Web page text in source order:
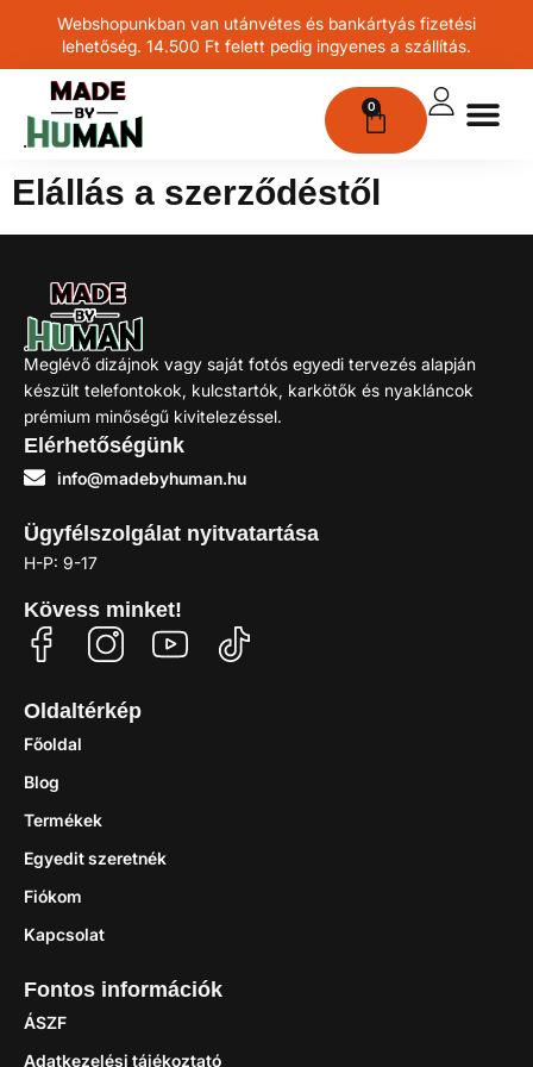
Webshopunkban van utánvétes és bankártyás fizetési
lehetőség. 14.500 Ft felett pedig ingyenes a szállítás.
0
Elállás a szerződéstől
Meglévő dizájnok vagy saját fotós egyedi tervezés alapján
készült telefontokok, kulcstartók, karkötők és nyakláncok
prémium minőségű kivitelezéssel.
Elérhetőségünk
info@madebyhuman.hu
Ügyfélszolgálat nyitvatartása
H-P: 9-17
Kövess minket!
Oldaltérkép
Főoldal
Blog
Termékek
Egyedit szeretnék
Fiókom
Kapcsolat
Fontos információk
ÁSZF
Adatkezelési tájékoztató